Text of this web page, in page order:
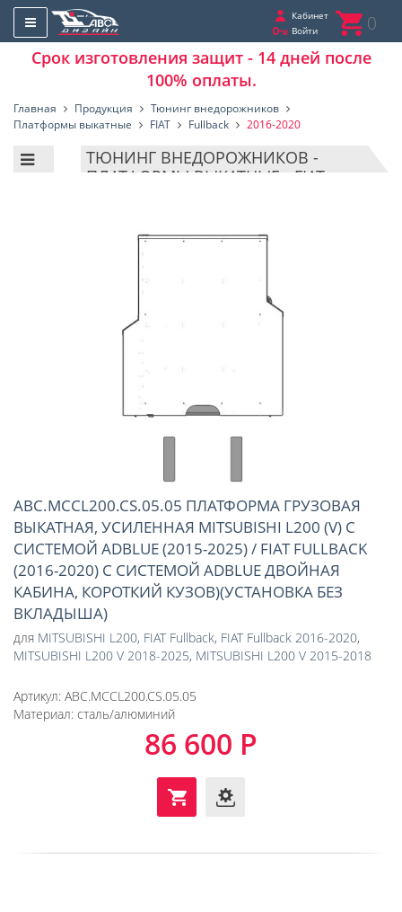
Кабинет
Войти
0
Срок изготовления защит - 14 дней после
100% оплаты.
Главная Продукция
Тюнинг внедорожников
Платформы выкатные
FIAT Fullback 2016-2020
ТЮНИНГ ВНЕДОРОЖНИКОВ -
ПЛАТФОРМЫ ВЫКАТНЫЕ - FIAT -
ABC.MCCL200.CS.05.05 ПЛАТФОРМА ГРУЗОВАЯ
ВЫКАТНАЯ, УСИЛЕННАЯ MITSUBISHI L200 (V) С
СИСТЕМОЙ ADBLUE (2015-2025) / FIAT FULLBACK
(2016-2020) С СИСТЕМОЙ ADBLUE ДВОЙНАЯ
КАБИНА, КОРОТКИЙ КУЗОВ)(УСТАНОВКА БЕЗ
ВКЛАДЫША)
для MITSUBISHI L200, FIAT Fullback, FIAT Fullback 2016-2020,
MITSUBISHI L200 V 2018-2025, MITSUBISHI L200 V 2015-2018
Артикул: ABC.MCCL200.CS.05.05
Материал: сталь/алюминий
86 600 Р